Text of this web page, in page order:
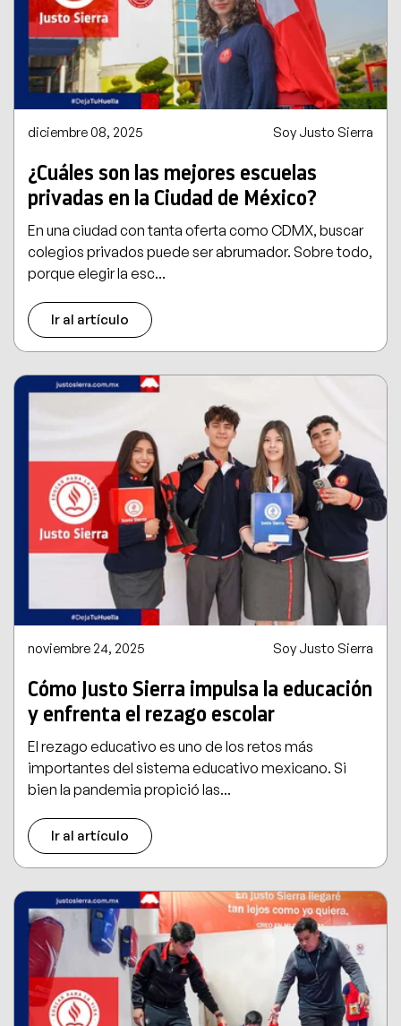
diciembre 08, 2025 Soy Justo Sierra
¿Cuáles son las mejores escuelas
privadas en la Ciudad de México?
En una ciudad con tanta oferta como CDMX, buscar
colegios privados puede ser abrumador. Sobre todo,
porque elegir la esc...
Ir al artículo
noviembre 24, 2025 Soy Justo Sierra
Cómo Justo Sierra impulsa la educación
y enfrenta el rezago escolar
El rezago educativo es uno de los retos más
importantes del sistema educativo mexicano. Si
bien la pandemia propició las...
Ir al artículo